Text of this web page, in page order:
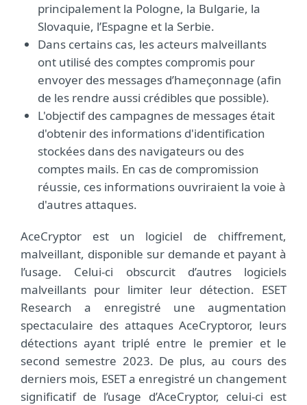
principalement la Pologne, la Bulgarie, la
Slovaquie, l’Espagne et la Serbie.
Dans certains cas, les acteurs malveillants
ont utilisé des comptes compromis pour
envoyer des messages d’hameçonnage (afin
de les rendre aussi crédibles que possible).
L'objectif des campagnes de messages était
d'obtenir des informations d'identification
stockées dans des navigateurs ou des
comptes mails. En cas de compromission
réussie, ces informations ouvriraient la voie à
d'autres attaques.
AceCryptor est un logiciel de chiffrement,
malveillant, disponible sur demande et payant à
l’usage. Celui-ci obscurcit d’autres logiciels
malveillants pour limiter leur détection. ESET
Research a enregistré une augmentation
spectaculaire des attaques AceCryptoror, leurs
détections ayant triplé entre le premier et le
second semestre 2023. De plus, au cours des
derniers mois, ESET a enregistré un changement
significatif de l’usage d’AceCryptor, celui-ci est